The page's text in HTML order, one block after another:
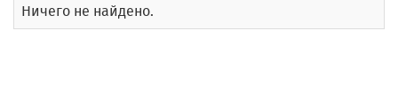
Ничего не найдено.